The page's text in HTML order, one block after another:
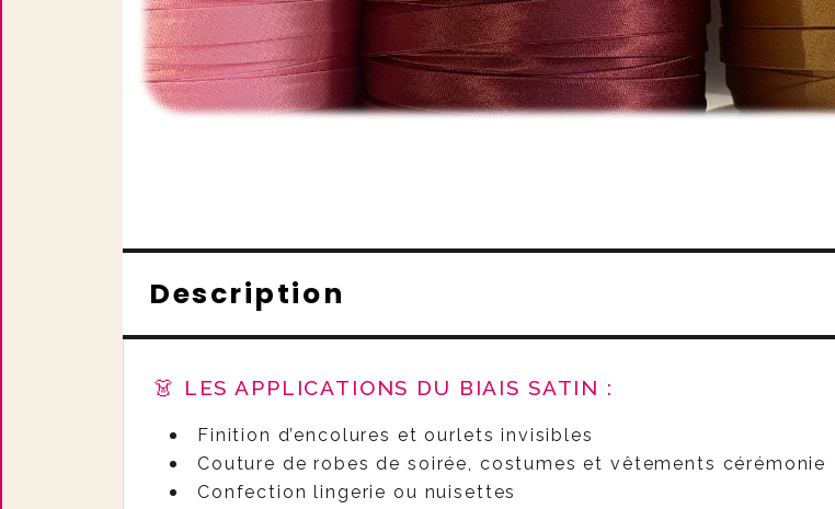
Description
👗 LES APPLICATIONS DU BIAIS SATIN :
Finition d’encolures et ourlets invisibles
Couture de robes de soirée, costumes et vêtements cérémonie
Confection lingerie ou nuisettes